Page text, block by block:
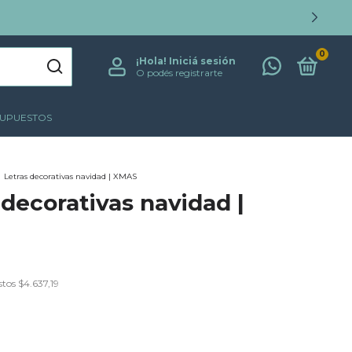
¡Hola! Iniciá sesión
O podés registrarte
0
Letras decorativas navidad | XMAS
navidad |
$4.637,19